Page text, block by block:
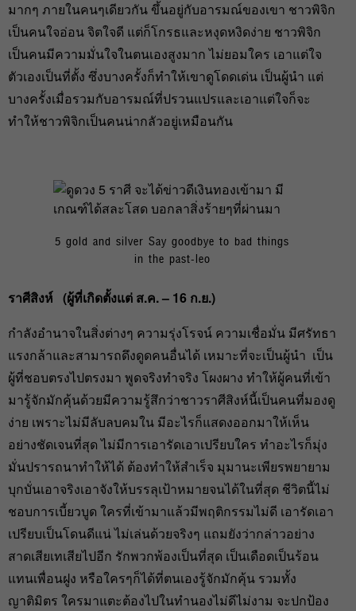
มากๆ ภายในคนๆเดียวกัน ขึ้นอยู่กับอารมณ์ของเขา ชาวพิจิก
เป็นคนใจอ่อน จิตใจดี แต่ก็โกรธและหงุดหงิดง่าย ชาวพิจิก
เป็นคนมีความมั่นใจในตนเองสูงมาก ไม่ยอมใคร เอาแต่ใจ
ตัวเองเป็นที่ตั้ง ซึ่งบางครั้งก็ทำให้เขาดูโดดเด่น เป็นผู้นำ แต่
บางครั้งเมื่อรวมกับอารมณ์ที่ปรวนแปรและเอาแต่ใจก็จะ
ทำให้ชาวพิจิกเป็นคนน่ากลัวอยู่เหมือนกัน
5 gold and silver Say goodbye to bad things
in the past-leo
ราศีสิงห์ (ผู้ที่เกิดตั้งแต่ ส.ค. – 16 ก.ย.)
กำลังอำนาจในสิ่งต่างๆ ความรุ่งโรจน์ ความเชื่อมั่น มีศรัทธา
แรงกล้าและสามารถดึงดูดคนอื่นได้ เหมาะที่จะเป็นผู้นำ เป็น
ผู้ที่ชอบตรงไปตรงมา พูดจริงทำจริง โผงผาง ทำให้ผู้คนที่เข้า
มารู้จักมักคุ้นด้วยมีความรู้สึกว่าชาวราศีสิงห์นี้เป็นคนที่มองดู
ง่าย เพราะไม่มีลับลบคมใน มีอะไรก็แสดงออกมาให้เห็น
อย่างชัดเจนที่สุด ไม่มีการเอารัดเอาเปรียบใคร ทำอะไรก็มุ่ง
มั่นปรารถนาทำให้ได้ ต้องทำให้สำเร็จ มุมานะเพียรพยายาม
บุกบั่นเอาจริงเอาจังให้บรรลุเป้าหมายจนได้ในที่สุด ชีวิตนี้ไม่
ชอบการเบี้ยวบูด ใครที่เข้ามาแล้วมีพฤติกรรมไม่ดี เอารัดเอา
เปรียบเป็นโดนดีแน่ ไม่เล่นด้วยจริงๆ แถมยังว่ากล่าวอย่าง
สาดเสียเทเสียไปอีก รักพวกพ้องเป็นที่สุด เป็นเดือดเป็นร้อน
แทนเพื่อนฝูง หรือใครๆก็ได้ที่ตนเองรู้จักมักคุ้น รวมทั้ง
ญาติมิตร ใครมาแตะต้องไปในทำนองไม่ดีไม่งาม จะปกป้อง